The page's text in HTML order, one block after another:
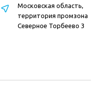
Московская область,
территория промзона
Северное Торбеево 3